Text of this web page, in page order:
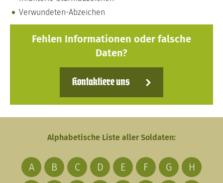
Verwundeten-Abzeichen
Fehlen Informationen oder falsche
Daten?
Kontaktiere uns
Alphabetische Liste aller Soldaten:
A B C D E F G
H